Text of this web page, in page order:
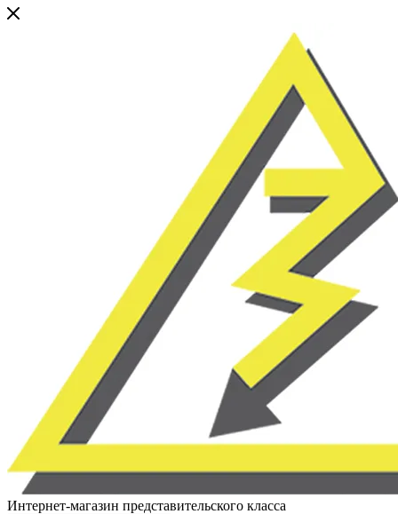
Интернет-магазин представительского класса